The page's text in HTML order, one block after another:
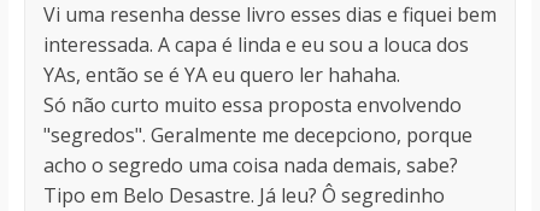
Vi uma resenha desse livro esses dias e fiquei bem
interessada. A capa é linda e eu sou a louca dos
YAs, então se é YA eu quero ler hahaha.
Só não curto muito essa proposta envolvendo
"segredos". Geralmente me decepciono, porque
acho o segredo uma coisa nada demais, sabe?
Tipo em Belo Desastre. Já leu? Ô segredinho